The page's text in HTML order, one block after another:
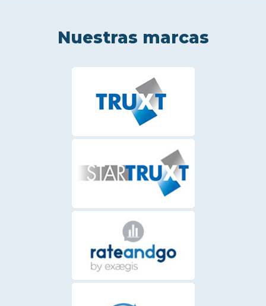
Nuestras marcas